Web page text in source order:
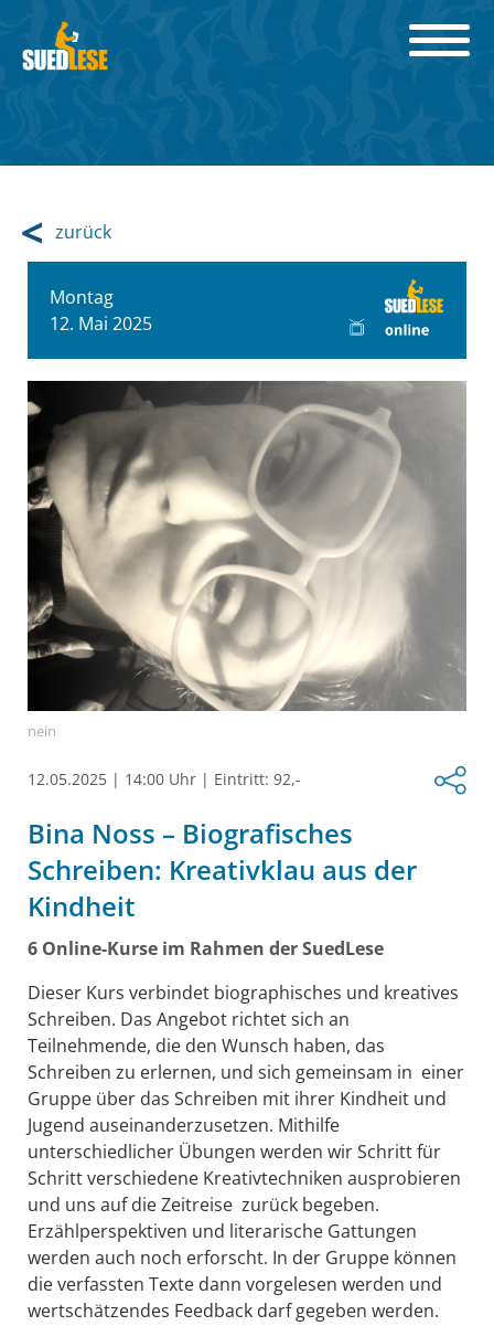
zurück
Montag
12. Mai 2025
nein
12.05.2025 | 14:00 Uhr | Eintritt: 92,-
Bina Noss – Biografisches
Schreiben: Kreativklau aus der
Kindheit
6 Online-Kurse im Rahmen der SuedLese
Dieser Kurs verbindet biographisches und kreatives
Schreiben. Das Angebot richtet sich an
Teilnehmende, die den Wunsch haben, das
Schreiben zu erlernen, und sich gemeinsam in einer
Gruppe über das Schreiben mit ihrer Kindheit und
Jugend auseinanderzusetzen. Mithilfe
unterschiedlicher Übungen werden wir Schritt für
Schritt verschiedene Kreativtechniken ausprobieren
und uns auf die Zeitreise zurück begeben.
Erzählperspektiven und literarische Gattungen
werden auch noch erforscht. In der Gruppe können
die verfassten Texte dann vorgelesen werden und
wertschätzendes Feedback darf gegeben werden.